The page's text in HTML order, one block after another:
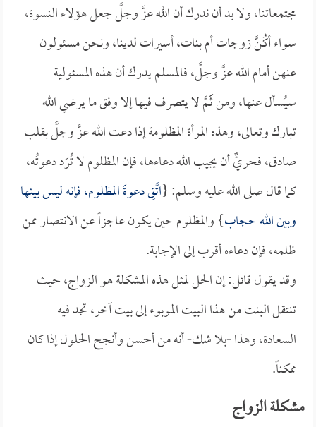
مجتمعاتنا، ولا بد أن ندرك أن الله عزَّ وجلَّ جعل هؤلاء النسوة،
سواء أكُنَّ زوجات أم بنات، أسيرات لدينا، ونحن مسئولون
عنهن أمام الله عزَّ وجلَّ، فالمسلم يدرك أن هذه المسئولية
سيُسأل عنها، ومن ثََمَّ لا يتصرف فيها إلا وفق ما يرضي الله
تبارك وتعالى، وهذه المرأة المظلومة إذا دعت الله عزَّ وجلَّ بقلب
صادق، فحريٌّ أن يجيب الله دعاءها، فإن المظلوم لا تُرَد دعوتُه،
كما قال صلى الله عليه وسلم: {اتَّقِ دعوةََ المظلوم، فإنه ليس بينها
وبين الله حجاب} والمظلوم حين يكون عاجزاً عن الانتصار ممن
ظلمه، فإن دعاءه أقرب إلى الإجابة.
وقد يقول قائل: إن الحل لمثل هذه المشكلة هو الزواج، حيث
تنتقل البنت من هذا البيت الموبوء إلى بيت آخر، تجد فيه
السعادة، وهذا -بلا شك- أنه من أحسن وأنجح الحلول إذا كان
ممكناً.
مشكلة الزواج